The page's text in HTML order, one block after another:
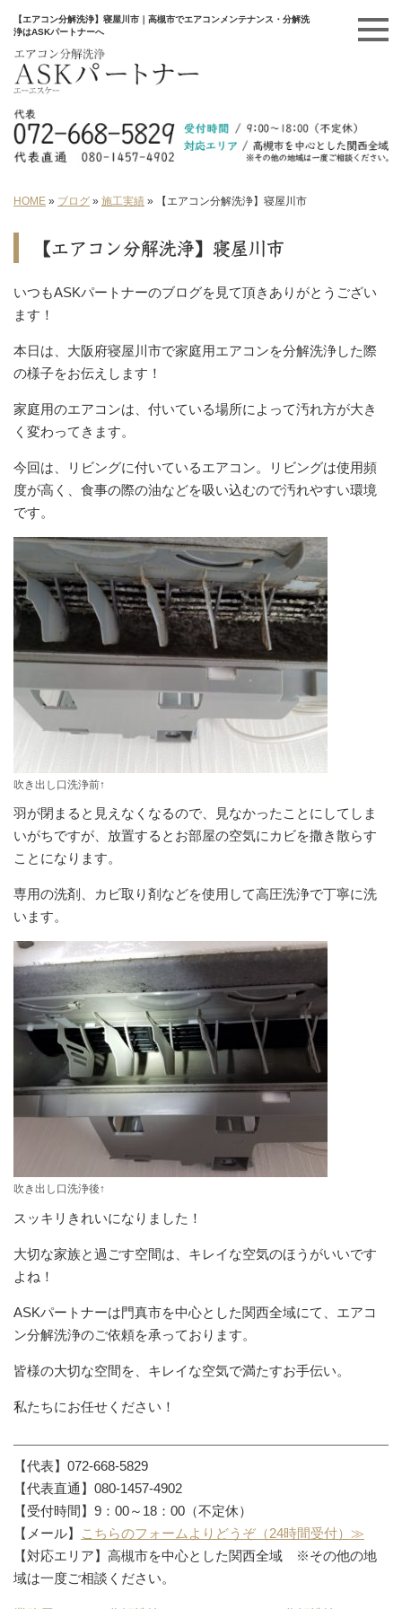
【エアコン分解洗浄】寝屋川市｜高槻市でエアコンメンテナンス・分解洗
浄はASKパートナーへ
HOME » ブログ » 施工実績 » 【エアコン分解洗浄】寝屋川市
【エアコン分解洗浄】寝屋川市
いつもASKパートナーのブログを見て頂きありがとうござい
ます！
本日は、大阪府寝屋川市で家庭用エアコンを分解洗浄した際
の様子をお伝えします！
家庭用のエアコンは、付いている場所によって汚れ方が大き
く変わってきます。
今回は、リビングに付いているエアコン。リビングは使用頻
度が高く、食事の際の油などを吸い込むので汚れやすい環境
です。
吹き出し口洗浄前↑
羽が閉まると見えなくなるので、見なかったことにしてしま
いがちですが、放置するとお部屋の空気にカビを撒き散らす
ことになります。
専用の洗剤、カビ取り剤などを使用して高圧洗浄で丁寧に洗
います。
吹き出し口洗浄後↑
スッキリきれいになりました！
大切な家族と過ごす空間は、キレイな空気のほうがいいです
よね！
ASKパートナーは門真市を中心とした関西全域にて、エアコ
ン分解洗浄のご依頼を承っております。
皆様の大切な空間を、キレイな空気で満たすお手伝い。
私たちにお任せください！
【代表】072-668-5829
【代表直通】080-1457-4902
【受付時間】9：00～18：00（不定休）
【メール】
こちらのフォームよりどうぞ（24時間受付）≫
【対応エリア】高槻市を中心とした関西全域 ※その他の地
域は一度ご相談ください。